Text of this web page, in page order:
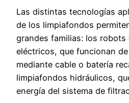
Las distintas tecnologías
de los limpiafondos
grandes familias: los robots
eléctricos, que funcionan
mediante cable o batería
limpiafondos hidráulicos,
energía del sistema de